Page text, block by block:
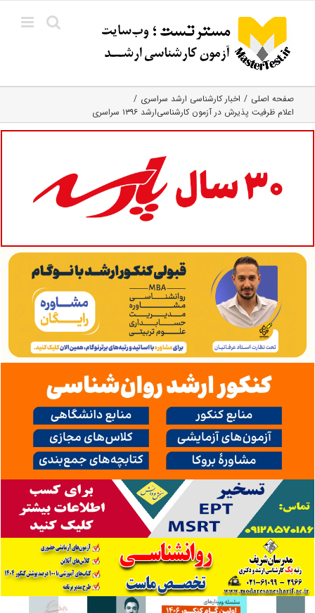
content
صفحه اصلی
اخبار کارشناسی ارشد سراسری
اعلام ظرفیت پذیرش در آزمون کارشناسی‌ارشد ۱۳۹۶ سراسری